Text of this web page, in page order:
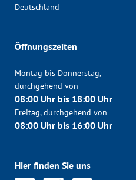
Deutschland
Öffnungszeiten
Montag bis Donnerstag,
durchgehend von
08:00 Uhr bis 18:00 Uhr
Freitag, durchgehend von
08:00 Uhr bis 16:00 Uhr
Hier finden Sie uns